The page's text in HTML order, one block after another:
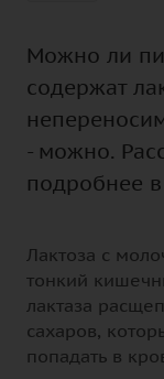
Можно ли
содержат
- можно.
подробнее в
Лактоза с
тонкий
лактаза
сахаров,
попадать в